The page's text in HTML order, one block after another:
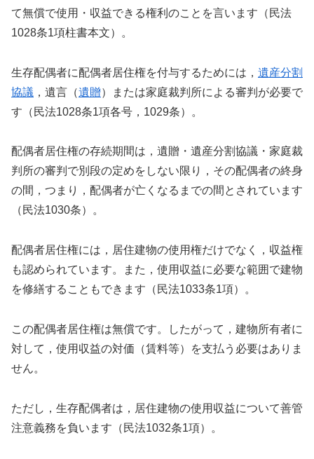
て無償で使用・収益できる権利のことを言います（民法
1028条1項柱書本文）。
生存配偶者に配偶者居住権を付与するためには， 遺産分割
協議 ，遺言（遺贈）または家庭裁判所による審判が必要で
す（民法1028条1項各号，1029条）。
配偶者居住権の存続期間は，遺贈・遺産分割協議・家庭裁
判所の審判で別段の定めをしない限り，その配偶者の終身
の間，つまり，配偶者が亡くなるまでの間とされています
（民法1030条）。
配偶者居住権には，居住建物の使用権だけでなく，収益権
も認められています。また，使用収益に必要な範囲で建物
を修繕することもできます（民法1033条1項）。
この配偶者居住権は無償です。したがって，建物所有者に
対して，使用収益の対価（賃料等）を支払う必要はありま
せん。
ただし，生存配偶者は，居住建物の使用収益について善管
注意義務を負います（民法1032条1項）。